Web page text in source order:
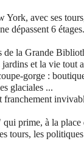
avec ses
dépassent 6 étages.
de la Grande
jardins et la vie
gorge :
glaciales ...
franchement
prime, à la
tours, les